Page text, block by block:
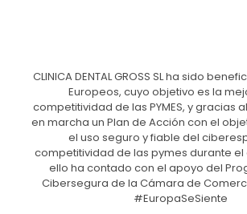
CLINICA DENTAL GROSS SL ha sido
Europeos, cuyo objetivo es la
competitividad de las PYMES, y gracias
en marcha un Plan de Acción con el
el uso seguro y fiable del
competitividad de las pymes durante el
ello ha contado con el apoyo del
Cibersegura de la Cámara de
#EuropaSeSiente